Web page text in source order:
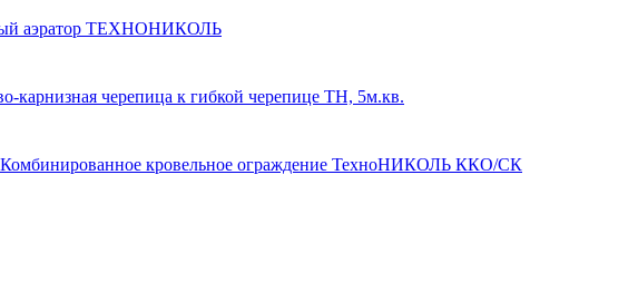
аэратор ТЕХНОНИКОЛЬ
карнизная черепица к гибкой черепице ТН, 5м.кв.
Комбинированное кровельное ограждение ТехноНИКОЛЬ ККО/СК